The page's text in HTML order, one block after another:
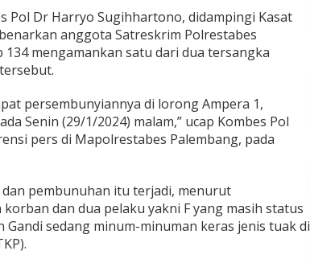
Pol Dr Harryo Sugihhartono, didampingi Kasat
anggota Satreskrim Polrestabes
mengamankan satu dari dua tersangka
persembunyiannya di lorong Ampera 1,
Senin (29/1/2024) malam,” ucap Kombes Pol
pers di Mapolrestabes Palembang, pada
pembunuhan itu terjadi, menurut
dan dua pelaku yakni F yang masih status
Gandi sedang minum-minuman keras jenis tuak di